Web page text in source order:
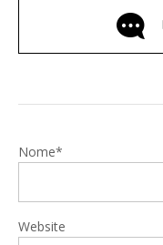
Nome*
Website